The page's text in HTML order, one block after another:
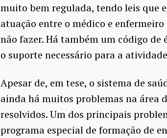
muito bem regulada, tendo leis que
atuação entre o médico e
não fazer. Há também um código
o suporte necessário para a
Apesar de, em tese, o sistema de
ainda há muitos problemas na área
resolvidos. Um dos principais
programa especial de formação de